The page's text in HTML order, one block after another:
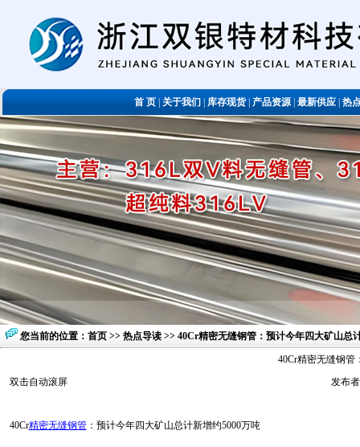
首 页关于我们库存现货|产品资源|最新供应|热
您当前的位置： 首页 >> 热点导读 >> 40Cr精密无缝钢管：预计今年四大矿山总
40Cr精密无缝钢管
双击自动滚屏
发布
40Cr精密无缝钢管：预计今年四大矿山总计新增约5000万吨